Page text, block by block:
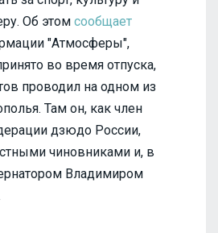
Об этом сообщает
"Атмосферы",
во время отпуска,
проводил на одном из
Там он, как член
дзюдо России,
чиновниками и, в
Владимиром